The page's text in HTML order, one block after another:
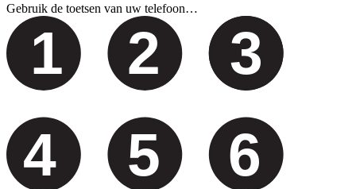
Gebruik de toetsen van uw telefoon…
1 2
3
4
5 6